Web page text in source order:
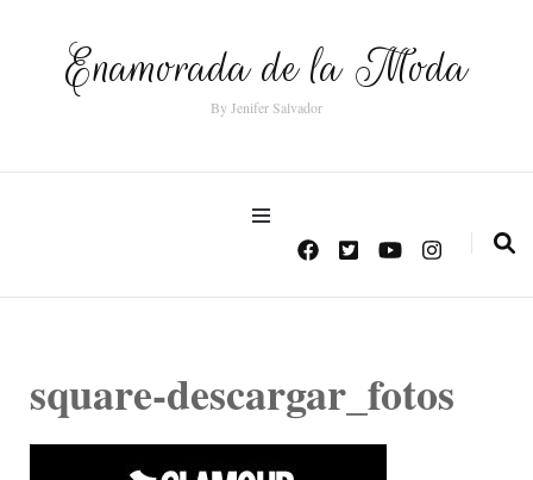
Enamorada de la Moda
By Jenifer Salvador
square-descargar_fotos